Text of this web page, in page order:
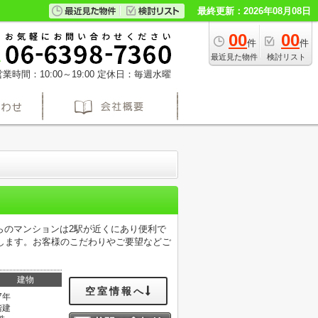
最終更新：2026年08月08日
00件
最近見た物件
00件
検討リスト
業時間：10:00～19:00 定休日：毎週水曜
マンションは2駅が近くにあり便利で
す。お客様のこだわりやご要望などご
建物
年
建
空室情報へ